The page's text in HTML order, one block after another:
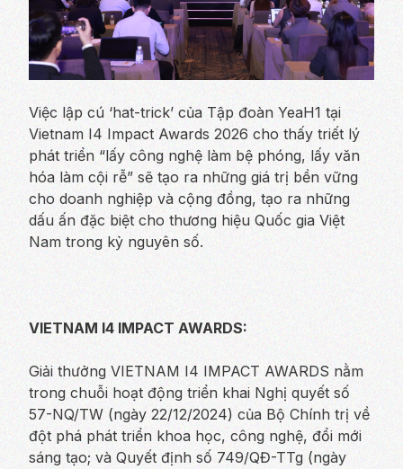
Việc lập cú ‘hat-trick’ của Tập đoàn YeaH1 tại
Vietnam I4 Impact Awards 2026 cho thấy triết lý
phát triển “lấy công nghệ làm bệ phóng, lấy văn
hóa làm cội rễ” sẽ tạo ra những giá trị bền vững
cho doanh nghiệp và cộng đồng, tạo ra những
dấu ấn đặc biệt cho thương hiệu Quốc gia Việt
Nam trong kỷ nguyên số.
VIETNAM I4 IMPACT AWARDS:
Giải thưởng VIETNAM I4 IMPACT AWARDS nằm
trong chuỗi hoạt động triển khai Nghị quyết số
57-NQ/TW (ngày 22/12/2024) của Bộ Chính trị về
đột phá phát triển khoa học, công nghệ, đổi mới
sáng tạo; và Quyết định số 749/QĐ-TTg (ngày